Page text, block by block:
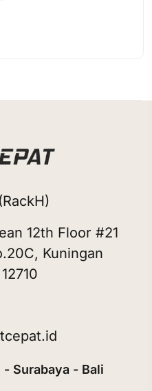
12th Floor #21
Kuningan
Surabaya - Bali